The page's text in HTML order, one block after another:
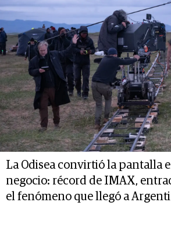
La Odisea convirtió la pantalla
negocio: récord de IMAX,
el fenómeno que llegó a